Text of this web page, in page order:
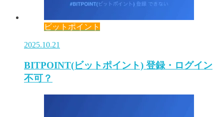
ビットポイント
2025.10.21
BITPOINT(ビットポイント) 登録・ログイン
不可？